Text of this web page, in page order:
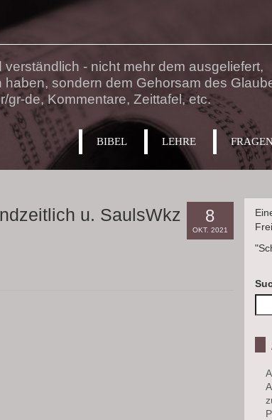
- nicht mehr dem ausgeliefert,
sondern dem Gehorsam des
gr-de, Kommentare, Zeittafel, etc.
BIBEL LEHRE
8
OKT. 2021
u. SaulsWkz